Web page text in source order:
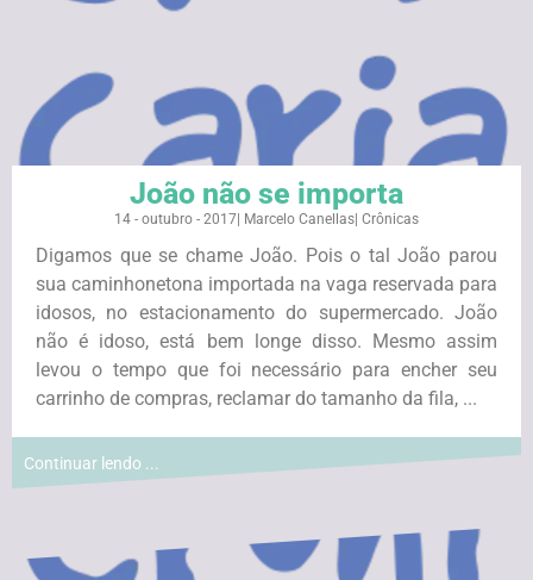
João não se importa
14 - outubro - 2017 Marcelo Canellas Crônicas
Digamos que se chame João. Pois o tal João parou
sua caminhonetona importada na vaga reservada para
idosos, no estacionamento do supermercado. João
não é idoso, está bem longe disso. Mesmo assim
levou o tempo que foi necessário para encher seu
carrinho de compras, reclamar do tamanho da fila, ...
Continuar lendo ...